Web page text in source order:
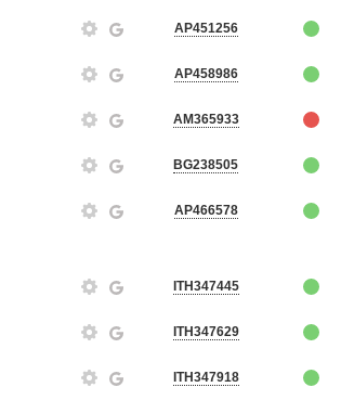
AP451256
AP458986
AM365933
BG238505
AP466578
ITH347445
ITH347629
ITH347918